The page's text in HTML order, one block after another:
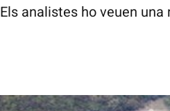
Els analistes ho veuen